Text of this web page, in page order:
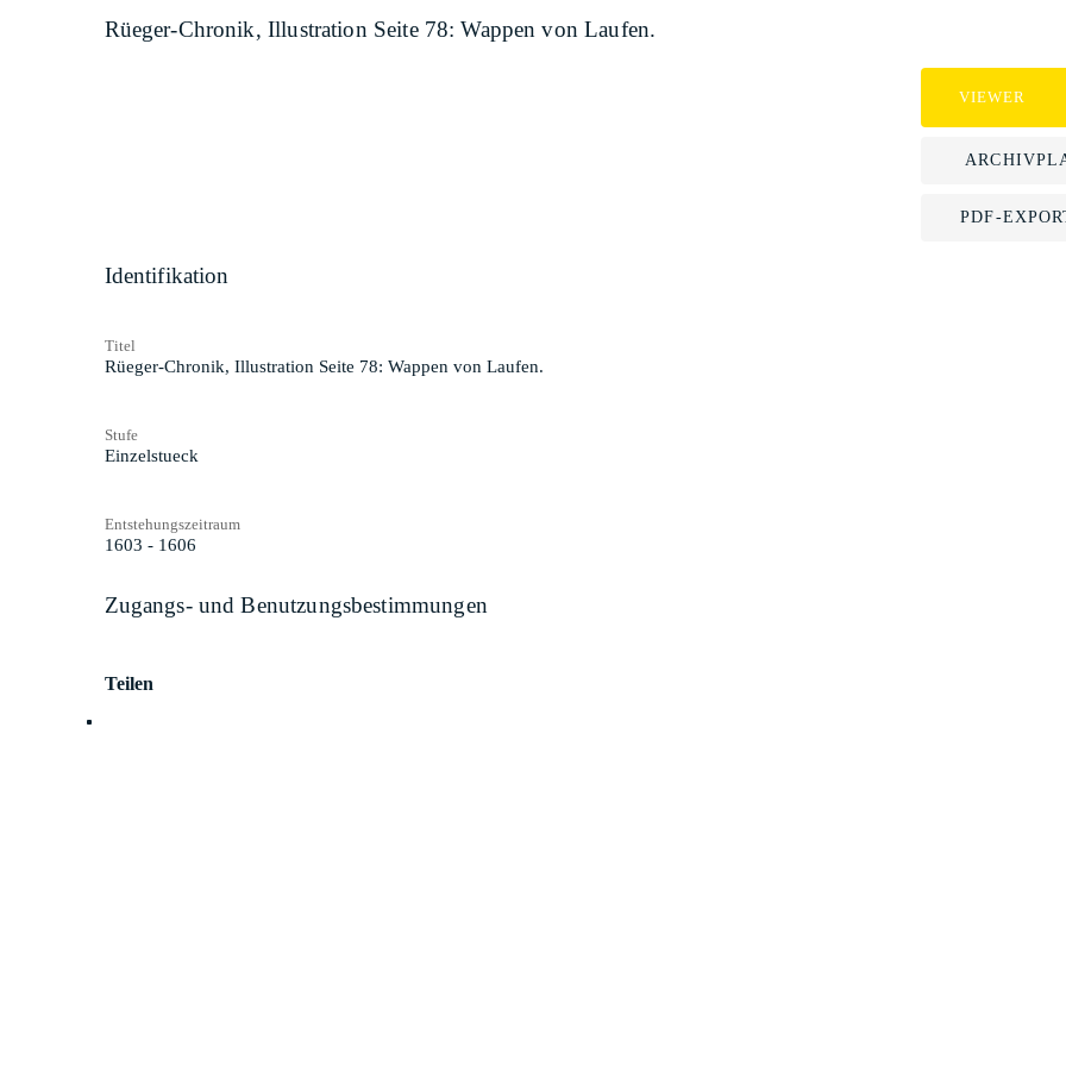
Rüeger-Chronik, Illustration Seite 78: Wappen von Laufen.
VIEWER
PDF-
Identifikation
Titel
Rüeger-Chronik, Illustration Seite 78: Wappen von Laufen.
Stufe
Einzelstueck
Entstehungszeitraum
1603 - 1606
Zugangs- und Benutzungsbestimmungen
Teilen